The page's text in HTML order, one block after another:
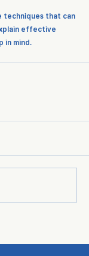
techniques that can
effective
in mind.